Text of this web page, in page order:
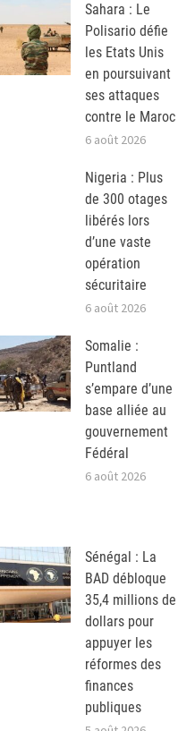
Sahara : Le
Polisario défie
les Etats Unis
en poursuivant
ses attaques
contre le Maroc
6 août 2026
Nigeria : Plus
de 300 otages
libérés lors
d’une vaste
opération
sécuritaire
6 août 2026
Somalie :
Puntland
s’empare d’une
base alliée au
gouvernement
Fédéral
6 août 2026
Sénégal : La
BAD débloque
35,4 millions de
dollars pour
appuyer les
réformes des
finances
publiques